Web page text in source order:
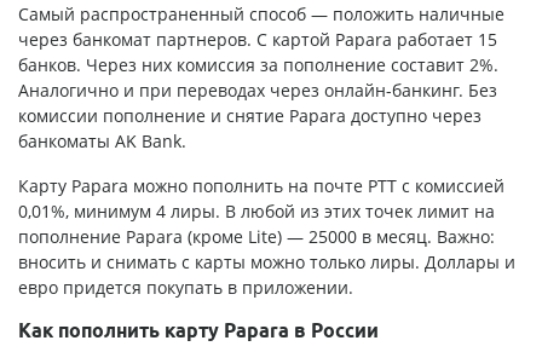
Самый распространенный способ — положить наличные
через банкомат партнеров. С картой Papara работает 15
банков. Через них комиссия за пополнение составит 2%.
Аналогично и при переводах через онлайн-банкинг. Без
комиссии пополнение и снятие Papara доступно через
банкоматы AK Bank.
Карту Papara можно пополнить на почте РТТ с комиссией
0,01%, минимум 4 лиры. В любой из этих точек лимит на
пополнение Papara (кроме Lite) — 25000 в месяц. Важно:
вносить и снимать с карты можно только лиры. Доллары и
евро придется покупать в приложении.
Как пополнить карту Papara в России